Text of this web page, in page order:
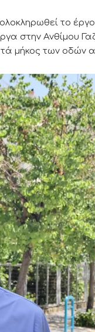
το
στην Ανθίμου
μήκος των οδών